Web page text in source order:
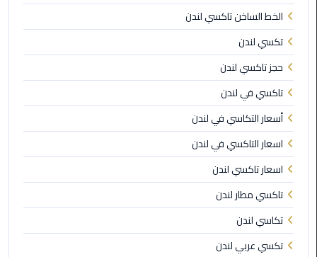
ليموزين
فيصل
ليموزين
من
مطار
برج
العرب
إلى
القاهرة
ليموزين
الهرم
الخط الساخن تاكسي لندن
تكسي لندن
حجز تاكسي لندن
تاكسي في لندن
أسعار التكاسي في لندن
اسعار التاكسي في لندن
اسعار تاكسي لندن
تاكسي مطار لندن
تكاسي لندن
تكسي عربي لندن